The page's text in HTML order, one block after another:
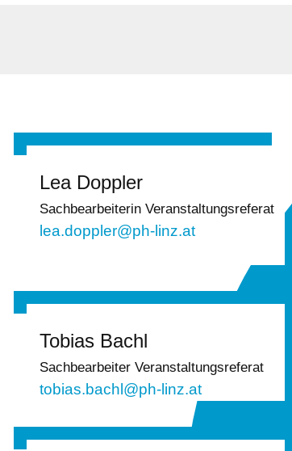
Lea Doppler
Sachbearbeiterin Veranstaltungsreferat
lea.doppler@ph-linz.at
Tobias Bachl
Sachbearbeiter Veranstaltungsreferat
tobias.bachl@ph-linz.at